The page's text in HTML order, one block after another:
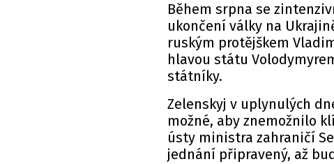
Během srpna se
ukončení války na
ruským protějškem
hlavou státu
státníky.
Zelenskyj v uplynulých
možné, aby znemožnilo
ústy ministra zahraničí
jednání připravený, až